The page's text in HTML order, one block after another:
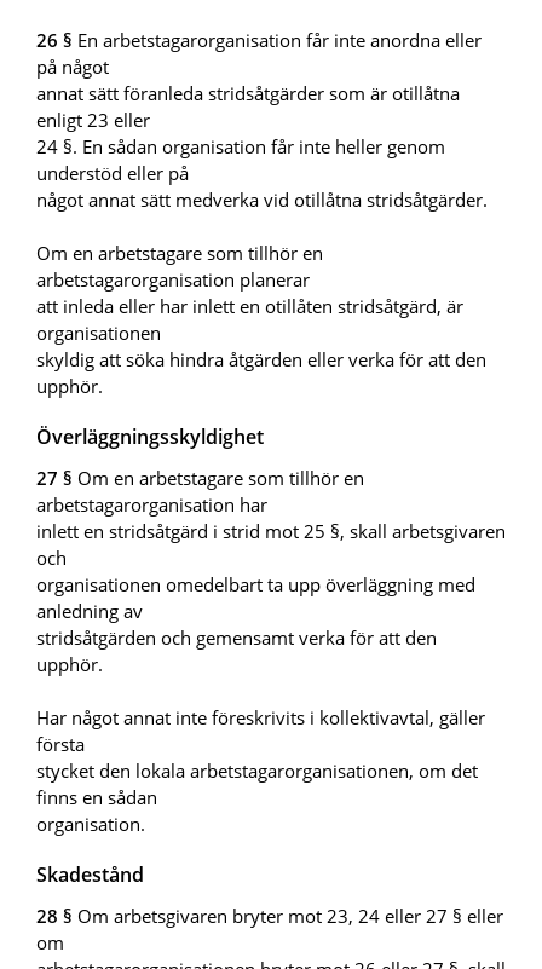
26 § En arbetstagarorganisation får inte anordna eller
på något
annat sätt föranleda stridsåtgärder som är otillåtna
enligt 23 eller
24 §. En sådan organisation får inte heller genom
understöd eller på
något annat sätt medverka vid otillåtna stridsåtgärder.
Om en arbetstagare som tillhör en
arbetstagarorganisation planerar
att inleda eller har inlett en otillåten stridsåtgärd, är
organisationen
skyldig att söka hindra åtgärden eller verka för att den
upphör.
Överläggningsskyldighet
27 § Om en arbetstagare som tillhör en
arbetstagarorganisation har
inlett en stridsåtgärd i strid mot 25 §, skall arbetsgivaren
och
organisationen omedelbart ta upp överläggning med
anledning av
stridsåtgärden och gemensamt verka för att den
upphör.
Har något annat inte föreskrivits i kollektivavtal, gäller
första
stycket den lokala arbetstagarorganisationen, om det
finns en sådan
organisation.
Skadestånd
28 § Om arbetsgivaren bryter mot 23, 24 eller 27 § eller
om